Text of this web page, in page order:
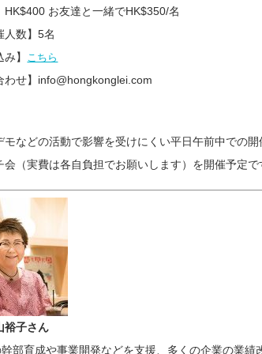
HK$400 お友達と一緒でHK$350/名
人数】5名
み】
こちら
わせ】info@hongkonglei.com
モなどの活動で影響を受けにくい平日午前中での
会（実費は各自負担でお願いします）を開催予定
裕子さん
部育成や事業開発などを支援、多くの企業の業績